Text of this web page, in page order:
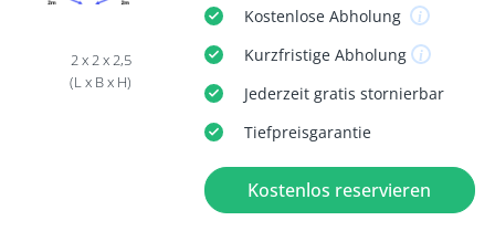
2 x 2 x 2,5
(L x B x H)
KostenloseAbholung
KurzfristigeAbholung
Jederzeit gratis stornierbar
Tiefpreisgarantie
Kostenlos reservieren